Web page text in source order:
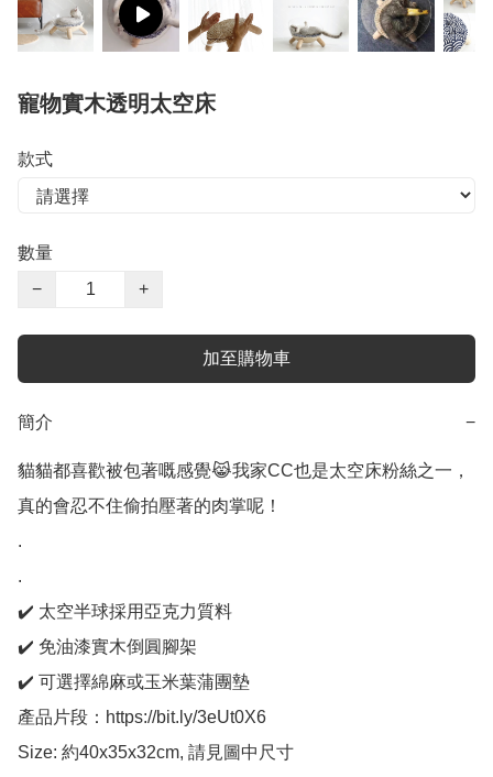
寵物實木透明太空床
款式
數量
−
+
加至購物車
簡介 −
貓貓都喜歡被包著嘅感覺😹我家CC也是太空床粉絲之一，
真的會忍不住偷拍壓著的肉掌呢！
.
.
✔️ 太空半球採用亞克力質料
✔️ 免油漆實木倒圓腳架
✔️ 可選擇綿麻或玉米葉蒲團墊
產品片段：https://bit.ly/3eUt0X6
Size: 約40x35x32cm, 請見圖中尺寸